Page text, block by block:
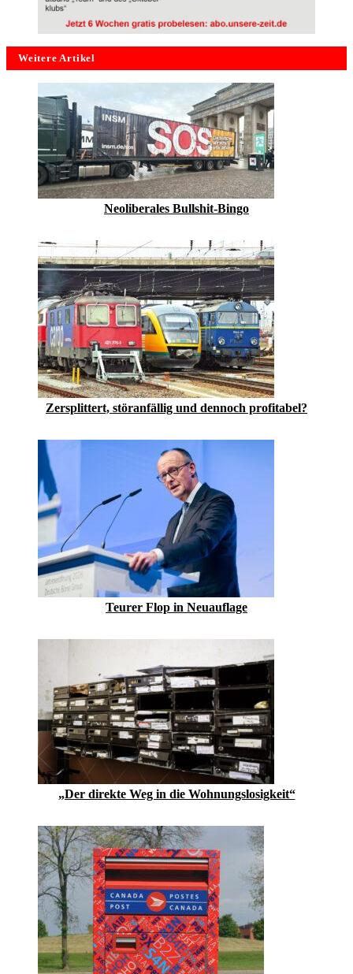
Weitere Artikel
Neoliberales Bullshit-Bingo
Zersplittert, störanfällig und dennoch profitabel?
Teurer Flop in Neuauflage
„Der direkte Weg in die Wohnungslosigkeit“